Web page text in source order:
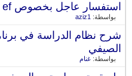
استفسار عاجل بخصوص ef
بواسطة:aziz1
شرح نظام الدراسة في
الصيفي
بواسطة:غنام